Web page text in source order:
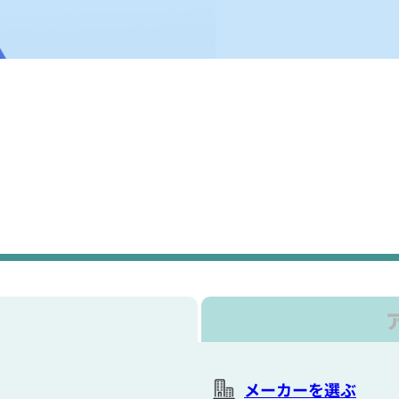
メーカーを選ぶ